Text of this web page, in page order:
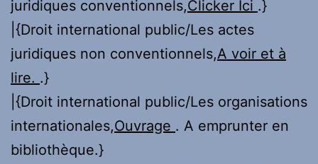
juridiques conventionnels,Clicker Ici .}
|{Droit international public/Les actes
juridiques non conventionnels,A voir et à
lire. .}
|{Droit international public/Les organisations
internationales,Ouvrage . A emprunter en
bibliothèque.}